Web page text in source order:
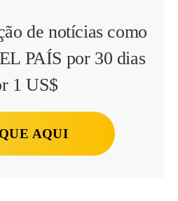
de notícias como
PAÍS por 30 dias
1 US$
AQUI